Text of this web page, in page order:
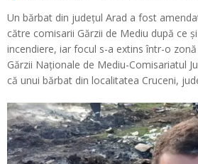
Un bărbat din județul Arad a fost
către comisarii Gărzii de Mediu după ce
incendiere, iar focul s-a extins într-o
Gărzii Naționale de Mediu-Comisariatul
că unui bărbat din localitatea Cruceni,